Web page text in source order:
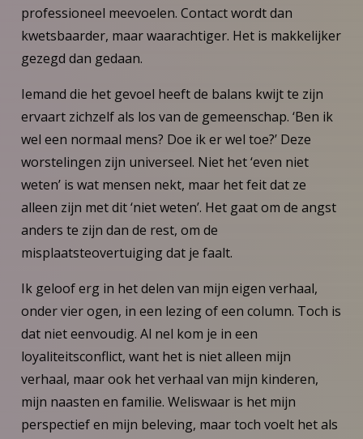
professioneel meevoelen. Contact wordt dan
kwetsbaarder, maar waarachtiger. Het is makkelijker
gezegd dan gedaan.
Iemand die het gevoel heeft de balans kwijt te zijn
ervaart zichzelf als los van de gemeenschap. ‘Ben ik
wel een normaal mens? Doe ik er wel toe?’ Deze
worstelingen zijn universeel. Niet het ‘even niet
weten’ is wat mensen nekt, maar het feit dat ze
alleen zijn met dit ‘niet weten’. Het gaat om de angst
anders te zijn dan de rest, om de
misplaatsteovertuiging dat je faalt.
Ik geloof erg in het delen van mijn eigen verhaal,
onder vier ogen, in een lezing of een column. Toch is
dat niet eenvoudig. Al nel kom je in een
loyaliteitsconflict, want het is niet alleen mijn
verhaal, maar ook het verhaal van mijn kinderen,
mijn naasten en familie. Weliswaar is het mijn
perspectief en mijn beleving, maar toch voelt het als